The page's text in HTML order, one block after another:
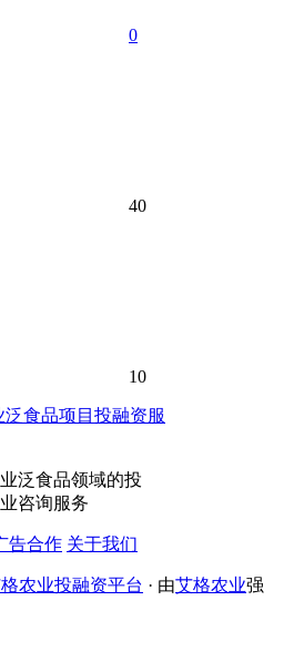
0
40
10
泛食品领域的投
咨询服务
告合作 关于我们
农业投融资平台 · 由艾格农业强